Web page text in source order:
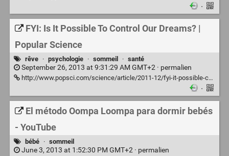
·
FYI: Is It Possible To Control Our Dreams? |
Popular Science
rêve · psychologie · sommeil · santé
September 26, 2013 at 9:31:29 AM GMT+2 · permalien
http://www.popsci.com/science/article/2011-12/fyi-it-possible-control-our-dreams
·
El método Oompa Loompa para dormir bebés
- YouTube
bébé · sommeil
June 3, 2013 at 1:52:30 PM GMT+2 · permalien